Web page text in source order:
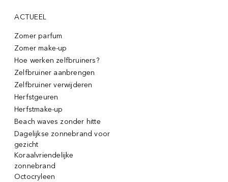
ACTUEEL
Zomer parfum
Zomer make-up
Hoe werken zelfbruiners?
Zelfbruiner aanbrengen
Zelfbruiner verwijderen
Herfstgeuren
Herfstmake-up
Beach waves zonder hitte
Dagelijkse zonnebrand voor
gezicht
Koraalvriendelijke
zonnebrand
Octocryleen